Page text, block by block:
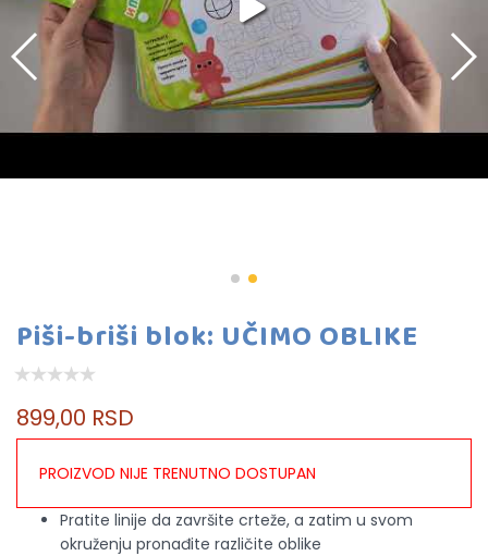
Piši-briši blok: UČIMO OBLIKE
899,00 RSD
PROIZVOD NIJE TRENUTNO DOSTUPAN
Pratite linije da završite crteže, a zatim u svom
okruženju pronađite različite oblike